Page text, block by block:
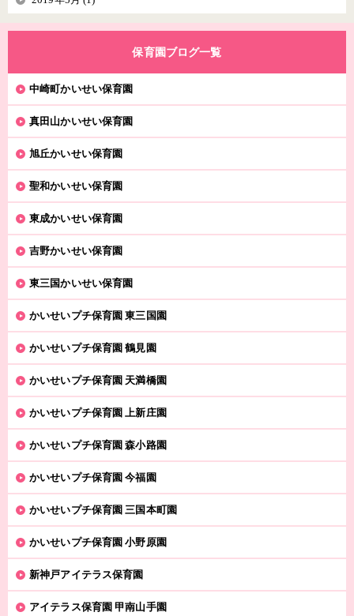
保育園ブログ一覧
中崎町かいせい保育園
真田山かいせい保育園
旭丘かいせい保育園
聖和かいせい保育園
東成かいせい保育園
吉野かいせい保育園
東三国かいせい保育園
かいせいプチ保育園 東三国園
かいせいプチ保育園 鶴見園
かいせいプチ保育園 天満橋園
かいせいプチ保育園 上新庄園
かいせいプチ保育園 森小路園
かいせいプチ保育園 今福園
かいせいプチ保育園 三国本町園
かいせいプチ保育園 小野原園
新神戸アイテラス保育園
アイテラス保育園 甲南山手園